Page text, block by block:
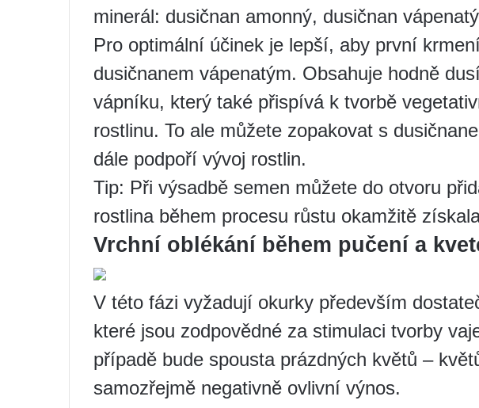
minerál: dusičnan amonný, dusičnan
Pro optimální účinek je lepší, aby první
dusičnanem vápenatým. Obsahuje hodně
vápníku, který také přispívá k tvorbě
rostlinu. To ale můžete zopakovat s
dále podpoří vývoj rostlin.
Tip: Při výsadbě semen můžete do otvoru
rostlina během procesu růstu okamžitě
Vrchní oblékání během pučení a
V této fázi vyžadují okurky především
které jsou zodpovědné za stimulaci tvorby
případě bude spousta prázdných květů –
samozřejmě negativně ovlivní výnos.